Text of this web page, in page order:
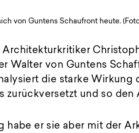
von Guntens Schaufront heute.
Architekturkritiker
Walter von Guntens
die starke
zurückversetzt und so
habe er sie aber mit der